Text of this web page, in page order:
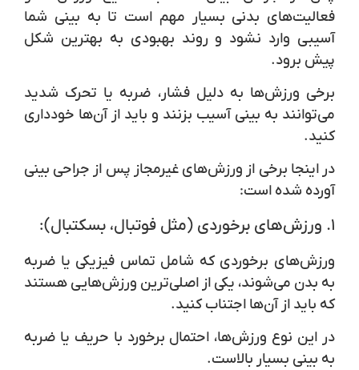
فعالیت‌های بدنی بسیار مهم است تا به بینی شما
آسیبی وارد نشود و روند بهبودی به بهترین شکل
پیش برود.
برخی ورزش‌ها به دلیل فشار، ضربه یا تحرک شدید
می‌توانند به بینی آسیب بزنند و باید از آن‌ها خودداری
کنید.
در اینجا برخی از ورزش‌های غیرمجاز پس از جراحی بینی
آورده شده است:
ورزش‌های برخوردی (مثل فوتبال، بسکتبال):
ورزش‌های برخوردی که شامل تماس فیزیکی یا ضربه
به بدن می‌شوند، یکی از اصلی‌ترین ورزش‌هایی هستند
که باید از آن‌ها اجتناب کنید.
در این نوع ورزش‌ها، احتمال برخورد با حریف یا ضربه
به بینی بسیار بالاست.